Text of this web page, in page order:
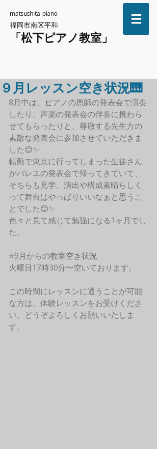
matsushita-piano
福岡市南区平和
「松下ピアノ教室」
９月レッスン空き状況🎹
8月中は、ピアノの恩師の発表会で演奏
したり、声楽の発表会の伴奏に携わら
せてもらったりと、尊敬する先生方の
素敵な発表会に参加させていただきま
した😊✨
転勤で東京に行ってしまった生徒さん
がバレエの発表会で帰ってきていて、
そちらも見学。演出や構成素晴らしく
って舞台はやっぱりいいなぁと思うこ
とでした😊✨
色々と見て感じて勉強になる1ヶ月でし
た。
⭐️9月からの教室空き状況
火曜日17時30分〜空いております。
この時間にレッスンに通うことが可能
な方は、体験レッスンをお受けくださ
い。どうぞよろしくお願いいたしま
す。